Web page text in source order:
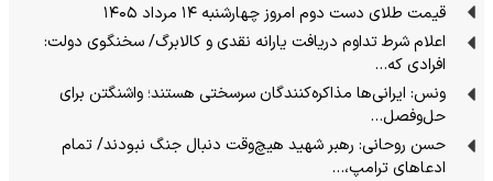
قیمت طلای دست دوم امروز چهارشنبه ۱۴ مرداد ۱۴۰۵
اعلام شرط تداوم دریافت یارانه نقدی و کالابرگ/ سخنگوی دولت:
افرادی که…
ونس: ایرانی‌ها مذاکره‌کنندگان سرسختی هستند؛ واشنگتن برای
حل‌وفصل…
حسن روحانی: رهبر شهید هیچ‌وقت دنبال جنگ نبودند/ تمام
ادعاهای ترامپ،…